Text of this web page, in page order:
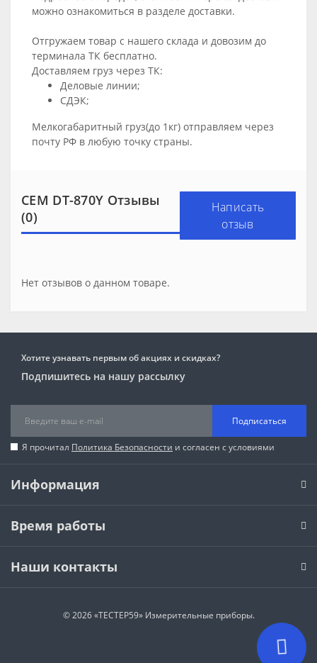
можно ознакомиться в разделе доставки.
Отгружаем товар с нашего склада и довозим до
терминала ТК бесплатно.
Доставляем груз через ТК:
Деловые линии;
СДЭК;
Мелкогабаритный груз(до 1кг) отправляем через
почту РФ в любую точку страны.
CEM DT-870Y Отзывы
(0)
Написать
отзыв
Нет отзывов о данном товаре.
Хотите узнавать первым об акциях и скидках?
Подпишитесь на нашу рассылку
Подписаться
Я прочитал Политика Безопасности и согласен с условиями
Информация
Время работы
Наши контакты
© 2026 «ТЕСТЕР59» Измерительные приборы.